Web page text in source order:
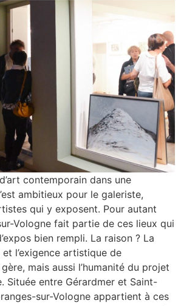
contemporain dans une
ambitieux pour le galeriste,
qui y exposent. Pour autant
Vologne fait partie de ces lieux qui
bien rempli. La raison ? La
l’exigence artistique de
mais aussi l’humanité du projet
Située entre Gérardmer et Saint-
sur-Vologne appartient à ces